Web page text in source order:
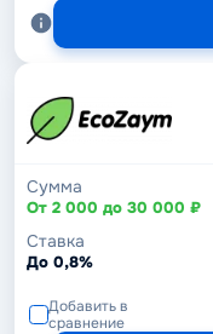
Сумма
От 2 000 до 30 000 ₽
Ставка
До 0,8%
Добавить в
сравнение